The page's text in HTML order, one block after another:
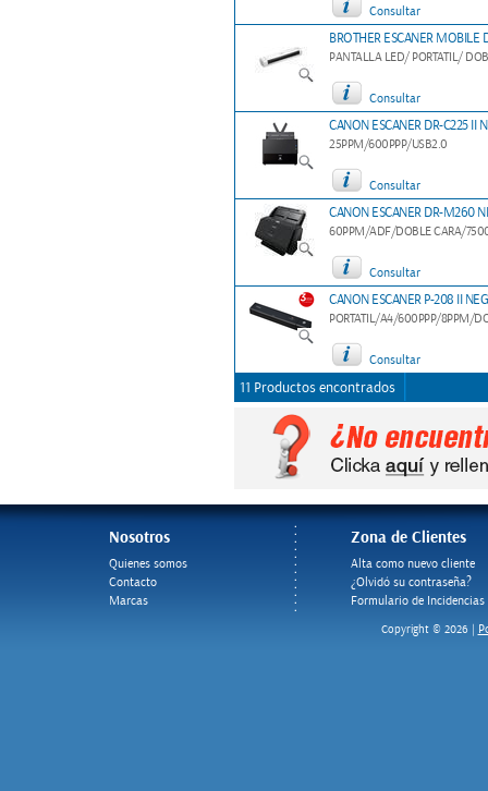
Consultar
BROTHER ESCANER MOBILE
PANTALLA LED/ PORTATIL/
Consultar
CANON ESCANER DR-C225 II
25PPM/600PPP/USB2.0
Consultar
CANON ESCANER DR-M260
60PPM/ADF/DOBLE CARA/
Consultar
CANON ESCANER P-208 II
PORTATIL/A4/600PPP/8PPM/
Consultar
11 Productos encontrados
Nosotros
Quienes somos
Contacto
Marcas
Zona de Clientes
Alta como nuevo cliente
¿Olvidó su contraseña?
Formulario de Incidencias
Copyright © 2026 |